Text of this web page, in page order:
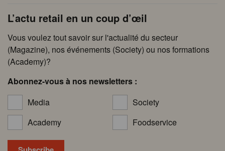
L’actu retail en un coup d’œil
Vous voulez tout savoir sur l'actualité du secteur
(Magazine), nos événements (Society) ou nos formations
(Academy)?
Abonnez-vous à nos newsletters :
Media
Society
Academy
Foodservice